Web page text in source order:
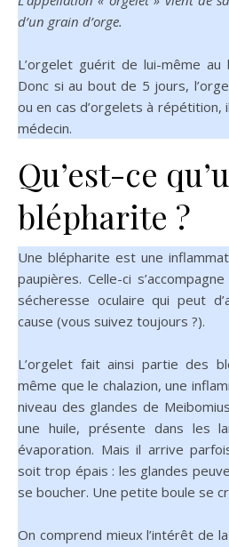
d’un grain d’orge.
L’orgelet guérit de lui-même
Donc si au bout de 5 jours,
ou en cas d’orgelets à répétition,
médecin.
Qu’est-ce
blépharite ?
Une blépharite est une
paupières. Celle-ci
sécheresse oculaire qui peut
cause (vous suivez toujours ?).
L’orgelet fait ainsi partie des
même que le chalazion, une
niveau des glandes de
une huile, présente dans les
évaporation. Mais il arrive
soit trop épais : les glandes
se boucher. Une petite boule se
On comprend mieux l’intérêt de